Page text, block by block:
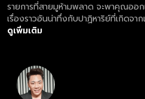
รายการที่สายมูห้ามพลาด จะพาคุณออ
เรื่องราวอันน่าทึ่งกับปาฏิหาริย์ที่เกิดจา
ทริคการมูที่ถูกต้อง ให้ปังไปด้วยกัน พร้
ดูเพิ่มเติม